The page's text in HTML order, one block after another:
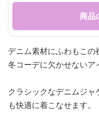
商品
デニム素材にふわもこ
冬コーデに欠かせないア
クラシックなデニムジ
も快適に着こなせます。